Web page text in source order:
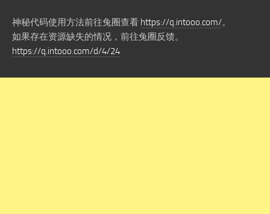
神秘代码使用方法前往兔圈查看 https://q.intooo.com/。
如果存在资源缺失的情况，前往兔圈反馈。
https://q.intooo.com/d/4/24